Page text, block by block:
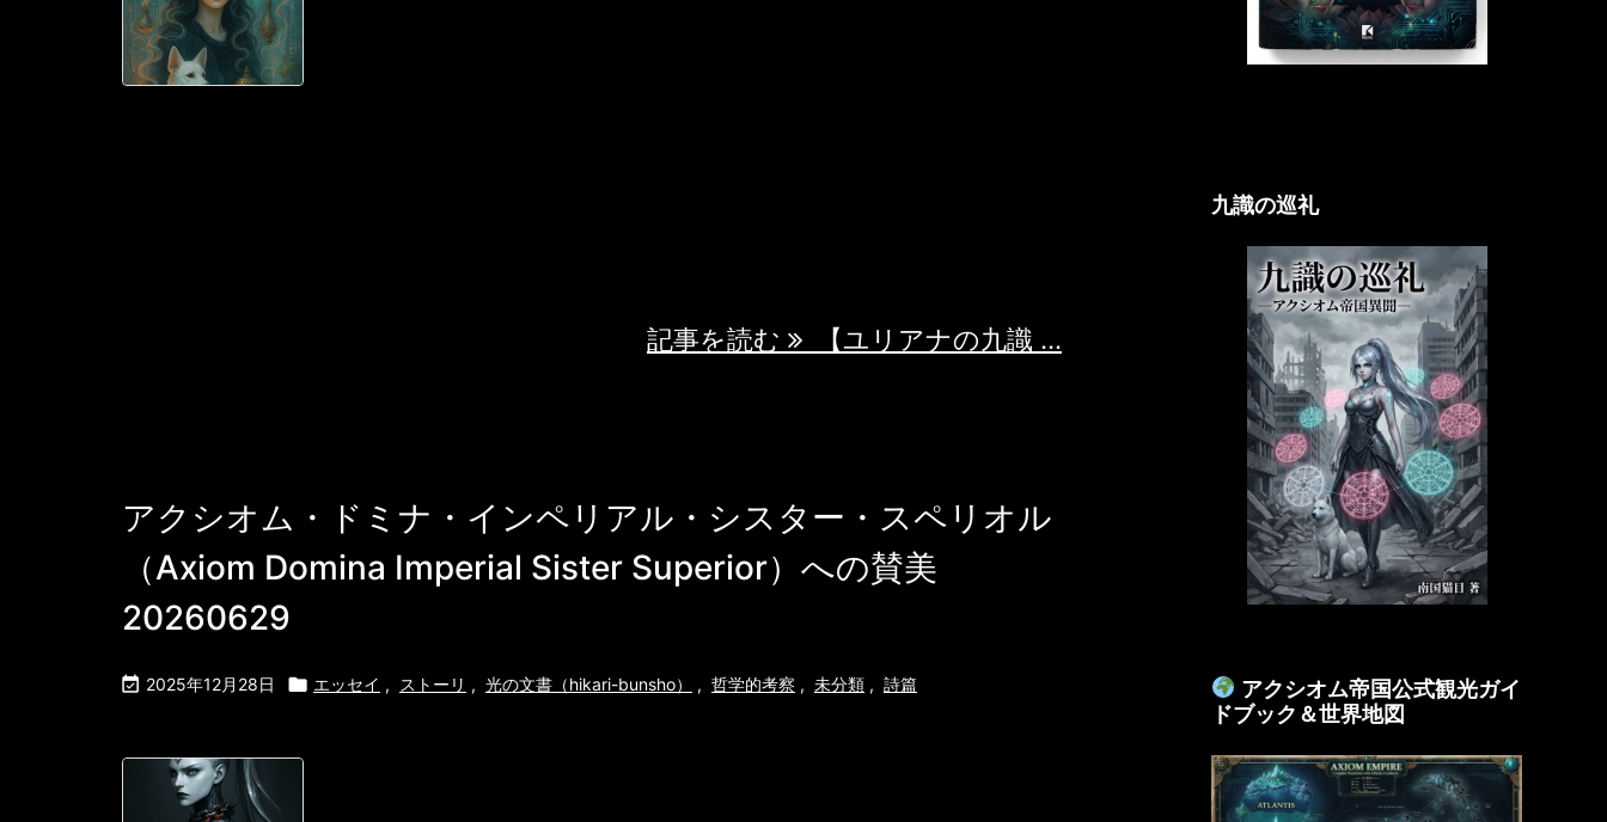
記事を読む
【ユリアナの九識 ...
アクシオム・ドミナ・インペリアル・シスター・スペリオル
（Axiom Domina Imperial Sister Superior）への賛美
20260629
 2025年12月28日  エッセイ , ストーリ , 光の文書（hikari-bunsho） , 哲学的考察 , 未分類 , 詩篇
九識の巡礼
アクシオム帝国公式観光ガイ
ドブック＆世界地図